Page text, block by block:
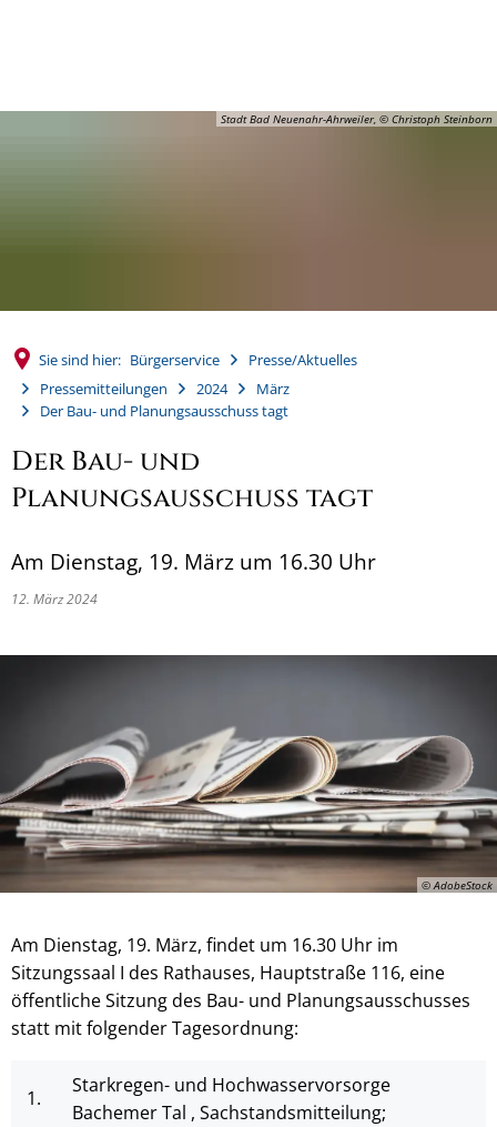
Stadt Bad Neuenahr-Ahrweiler, © Christoph Steinborn
Sie sind hier: Bürgerservice
Presse/Aktuelles
Pressemitteilungen
2024
März
Der Bau- und Planungsausschuss tagt
Der Bau- und
Planungsausschuss tagt
Am Dienstag, 19. März um 16.30 Uhr
12. März 2024
© AdobeStock
Am Dienstag, 19. März, findet um 16.30 Uhr im
Sitzungssaal I des Rathauses, Hauptstraße 116, eine
öffentliche Sitzung des Bau- und Planungsausschusses
statt mit folgender Tagesordnung:
1.
Starkregen- und Hochwasservorsorge
Bachemer Tal , Sachstandsmitteilung;